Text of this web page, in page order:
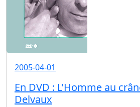
2005-04-01
En DVD : L'Homme au
Delvaux